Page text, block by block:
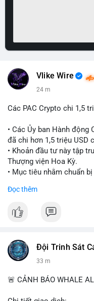
Vlike Wire
24 m
Các PAC Crypto chi 1,5
• Các Ủy ban Hành
đã chi hơn 1,5 triệu USD
• Khoản đầu tư này tập
Thượng viện Hoa Kỳ.
• Mục tiêu nhằm chuẩn
#vlikevn #titanbot
Đọc thêm
Đội Trinh Sát
33 m
🚨 CẢNH BÁO WHALE